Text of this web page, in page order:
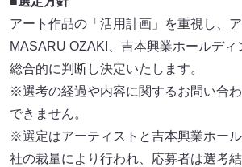
アート作品の「活用計画」を重視し、
MASARU OZAKI、吉本興業ホールディ
総合的に判断し決定いたします。
※選考の経過や内容に関するお問い合
できません。
※選定はアーティストと吉本興業ホー
社の裁量により行われ、応募者は選考